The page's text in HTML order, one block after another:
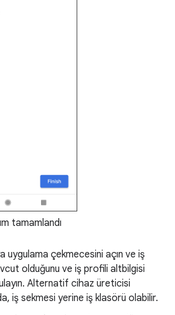
tamamlandı
uygulama çekmecesini açın ve iş
olduğunu ve iş profili altbilgisi
Alternatif cihaz üreticisi
iş sekmesi yerine iş klasörü olabilir.